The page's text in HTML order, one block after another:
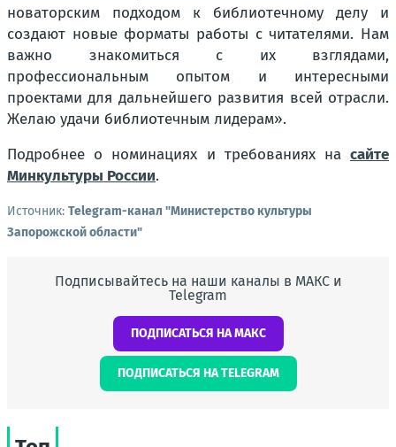
новаторским подходом к библиотечному делу и
создают новые форматы работы с читателями. Нам
важно знакомиться с их взглядами,
профессиональным опытом и интересными
проектами для дальнейшего развития всей отрасли.
Желаю удачи библиотечным лидерам».
Подробнее о номинациях и требованиях на сайте
Минкультуры России.
Источник: Telegram-канал "Министерство культуры
Запорожской области"
Подписывайтесь на наши каналы в МАКС и
Telegram
ПОДПИСАТЬСЯ НА МАКС
ПОДПИСАТЬСЯ НА TELEGRAM